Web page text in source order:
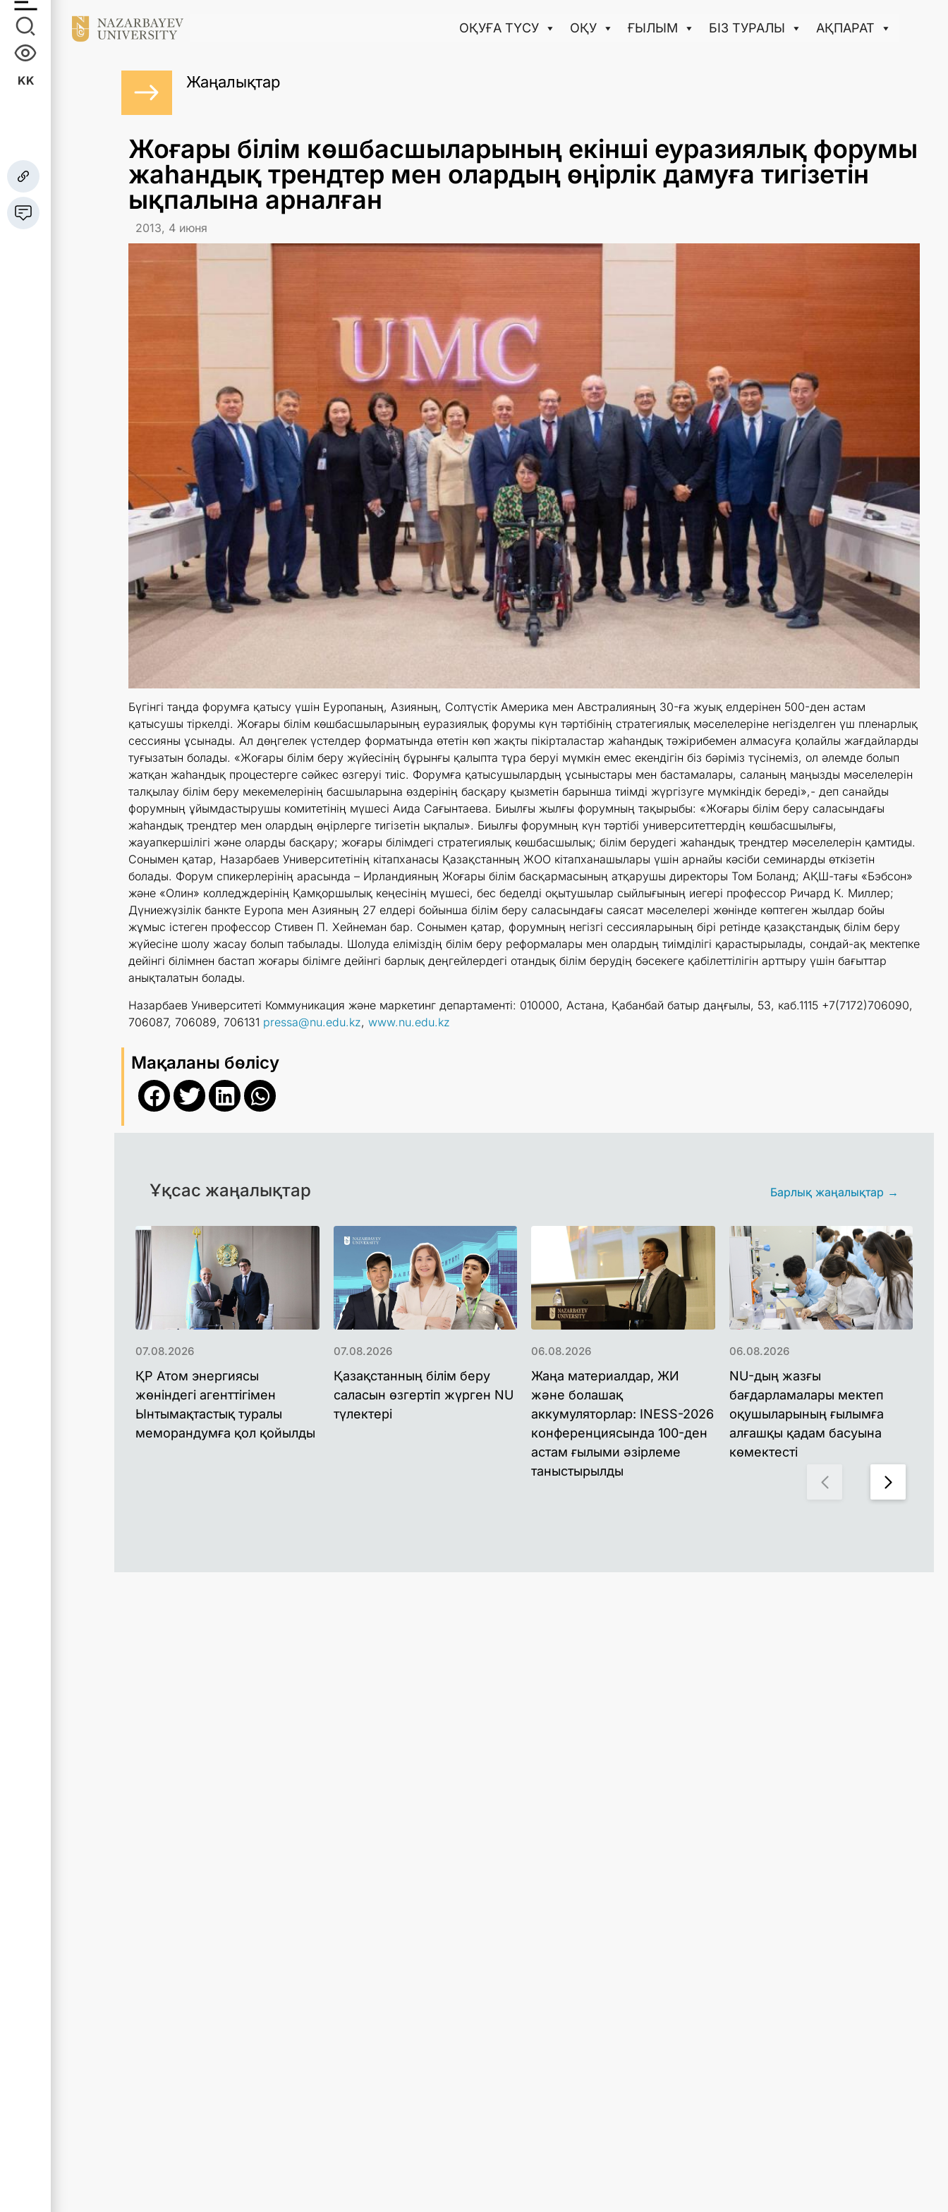
ОҚУҒА ТҮCУ ОҚУ ҒЫЛЫМ БІЗ ТУРАЛЫ АҚПАРАТ
KK Жаңалықтар
Жоғары білім көшбасшыларының екінші еуразиялық форумы
жаһандық трендтер мен олардың өңірлік дамуға тигізетін
ықпалына арналған
2013, 4 июня
Бүгінгі таңда форумға қатысу үшін Еуропаның, Азияның, Солтүстік Америка мен Австралияның 30-ға жуық елдерінен 500-ден астам
қатысушы тіркелді. Жоғары білім көшбасшыларының еуразиялық форумы күн тәртібінің стратегиялық мәселелеріне негізделген үш пленарлық
сессияны ұсынады. Ал дөңгелек үстелдер форматында өтетін көп жақты пікірталастар жаһандық тәжірибемен алмасуға қолайлы жағдайларды
туғызатын болады. «Жоғары білім беру жүйесінің бұрынғы қалыпта тұра беруі мүмкін емес екендігін біз бәріміз түсінеміз, ол әлемде болып
жатқан жаһандық процестерге сәйкес өзгеруі тиіс. Форумға қатысушылардың ұсыныстары мен бастамалары, саланың маңызды мәселелерін
талқылау білім беру мекемелерінің басшыларына өздерінің басқару қызметін барынша тиімді жүргізуге мүмкіндік береді»,- деп санайды
форумның ұйымдастырушы комитетінің мүшесі Аида Сағынтаева. Биылғы жылғы форумның тақырыбы: «Жоғары білім беру саласындағы
жаһандық трендтер мен олардың өңірлерге тигізетін ықпалы». Биылғы форумның күн тәртібі университеттердің көшбасшылығы,
жауапкершілігі және оларды басқару; жоғары білімдегі стратегиялық көшбасшылық; білім берудегі жаһандық трендтер мәселелерін қамтиды.
Сонымен қатар, Назарбаев Университетінің кітапханасы Қазақстанның ЖОО кітапханашылары үшін арнайы кәсіби семинарды өткізетін
болады. Форум спикерлерінің арасында – Ирландияның Жоғары білім басқармасының атқарушы директоры Том Боланд; АҚШ-тағы «Бэбсон»
және «Олин» колледждерінің Қамқоршылық кеңесінің мүшесі, бес беделді оқытушылар сыйлығының иегері профессор Ричард К. Миллер;
Дүниежүзілік банкте Еуропа мен Азияның 27 елдері бойынша білім беру саласындағы саясат мәселелері жөнінде көптеген жылдар бойы
жұмыс істеген профессор Стивен П. Хейнеман бар. Сонымен қатар, форумның негізгі сессияларының бірі ретінде қазақстандық білім беру
жүйесіне шолу жасау болып табылады. Шолуда еліміздің білім беру реформалары мен олардың тиімділігі қарастырылады, сондай-ақ мектепке
дейінгі білімнен бастап жоғары білімге дейінгі барлық деңгейлердегі отандық білім берудің бәсекеге қабілеттілігін арттыру үшін бағыттар
анықталатын болады.
Назарбаев Университеті Коммуникация және маркетинг департаменті: 010000, Астана, Қабанбай батыр даңғылы, 53, каб.1115 +7(7172)706090,
706087, 706089, 706131 pressa@nu.edu.kz, www.nu.edu.kz
Мақаланы бөлісу
Ұқсас жаңалықтар Барлық жаңалықтар →
ҚР Атом энергиясы
жөніндегі агенттігімен
Ынтымақтастық туралы
меморандумға қол қойылды
07.08.2026
Қазақстанның білім беру
саласын өзгертіп жүрген NU
түлектері
07.08.2026
Жаңа материалдар, ЖИ
және болашақ
аккумуляторлар: INESS-2026
конференциясында 100-ден
астам ғылыми әзірлеме
таныстырылды
06.08.2026
NU-дың жазғы
бағдарламалары мектеп
оқушыларының ғылымға
алғашқы қадам басуына
көмектесті
06.08.2026